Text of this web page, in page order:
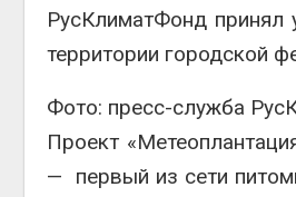
РусКлиматФонд принял
территории городской
Фото: пресс-служба
Проект
— первый из сети